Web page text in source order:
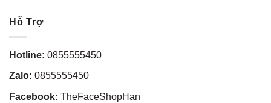
Hỗ Trợ
Hotline: 0855555450
Zalo: 0855555450
Facebook: TheFaceShopHan